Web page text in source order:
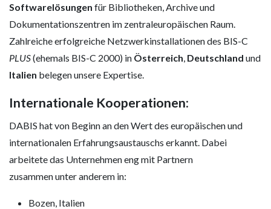
Softwarelösungen für Bibliotheken, Archive und
Dokumentationszentren im zentraleuropäischen Raum.
Zahlreiche erfolgreiche Netzwerkinstallationen des BIS-C
PLUS(ehemals BIS-C 2000) in Österreich, Deutschland und
Italien belegen unsere Expertise.
Internationale Kooperationen:
DABIS hat von Beginn an den Wert des europäischen und
internationalen Erfahrungsaustauschs erkannt. Dabei
arbeitete das Unternehmen eng mit Partnern
zusammen unter anderem in:
Bozen, Italien